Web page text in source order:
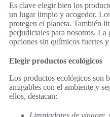
Es clave elegir bien los
un lugar limpio y acogedor.
protegen el planeta. También
perjudiciales para nosotros. La
opciones sin químicos fuertes
Elegir productos ecológicos
Los productos ecológicos son
amigables con el ambiente y
ellos, destacan:
Limpiadores de vinagre